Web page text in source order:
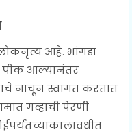
आहे. भांगडा
पीक आल्यानंतर
नाचून स्वागत करतात
गव्हाची पेरणी